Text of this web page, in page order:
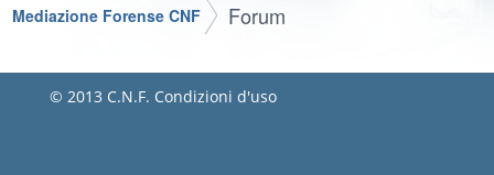
Mediazione Forense CNF Forum
© 2013 C.N.F. Condizioni d'uso